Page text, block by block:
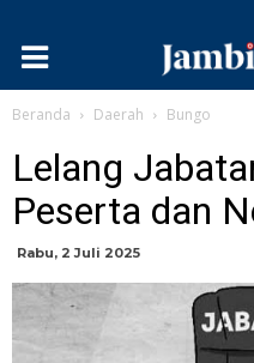
Beranda Daerah Bungo
Lelang
Peserta dan
Rabu, 2 Juli 2025